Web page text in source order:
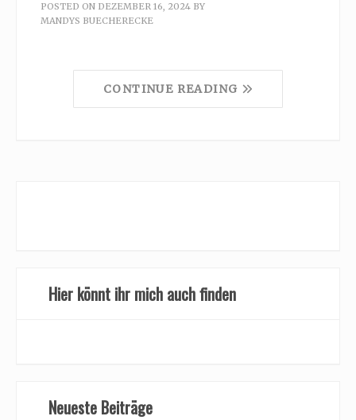
POSTED ON DEZEMBER 16, 2024 BY
MANDYS BUECHERECKE
CONTINUE READING
Hier könnt ihr mich auch finden
Neueste Beiträge